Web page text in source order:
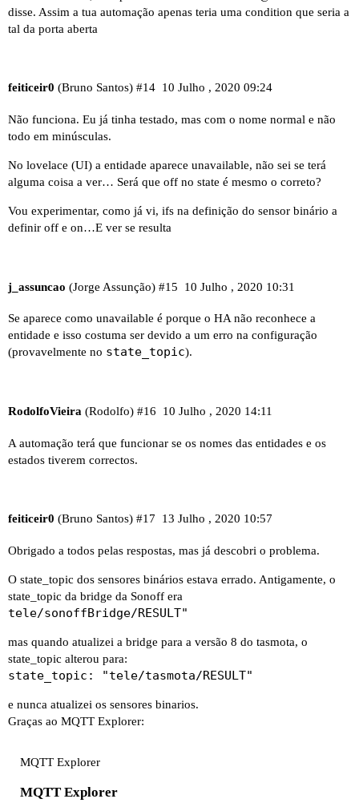
disse. Assim a tua automação apenas teria uma condition que seria a
tal da porta aberta
feiticeir0 (Bruno Santos) 10 Julho , 2020 09:24
#14
Não funciona. Eu já tinha testado, mas com o nome normal e não
todo em minúsculas.
No lovelace (UI) a entidade aparece unavailable, não sei se terá
alguma coisa a ver… Será que off no state é mesmo o correto?
Vou experimentar, como já vi, ifs na definição do sensor binário a
definir off e on…E ver se resulta
j_assuncao (Jorge Assunção) 10 Julho , 2020 10:31
#15
Se aparece como unavailable é porque o HA não reconhece a
entidade e isso costuma ser devido a um erro na configuração
(provavelmente no state_topic).
RodolfoVieira (Rodolfo) 10 Julho , 2020 14:11
#16
A automação terá que funcionar se os nomes das entidades e os
estados tiverem correctos.
feiticeir0 (Bruno Santos) 13 Julho , 2020 10:57
#17
Obrigado a todos pelas respostas, mas já descobri o problema.
O state_topic dos sensores binários estava errado. Antigamente, o
state_topic da bridge da Sonoff era
tele/sonoffBridge/RESULT"
mas quando atualizei a bridge para a versão 8 do tasmota, o
state_topic alterou para:
state_topic: "tele/tasmota/RESULT"
e nunca atualizei os sensores binarios.
Graças ao MQTT Explorer:
MQTT Explorer
MQTT Explorer